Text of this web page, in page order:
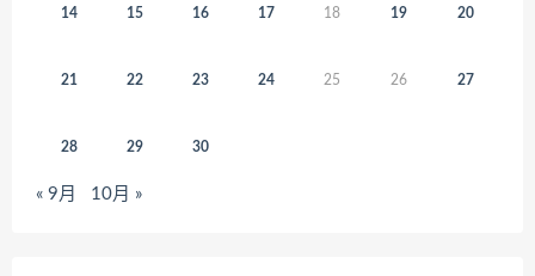
14 15 16 17 18 19 20
21 22 23 24 25 26 27
28 29 30
« 9月 10月 »